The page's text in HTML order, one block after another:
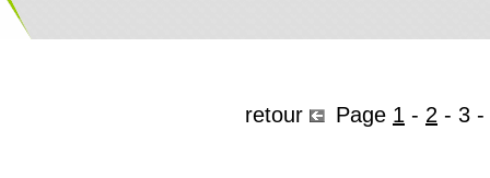
retour Page 1 - 2 - 3 -